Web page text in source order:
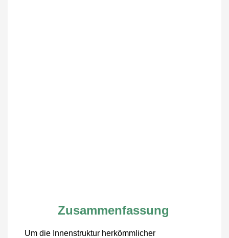
Zusammenfassung
Um die Innenstruktur herkömmlicher